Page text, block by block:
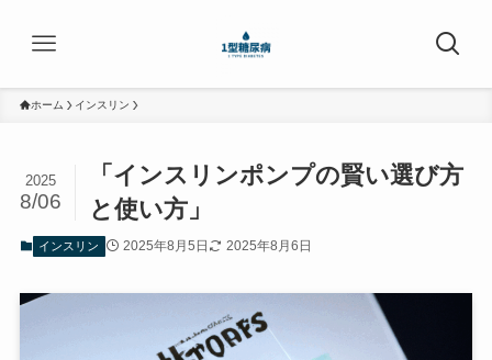
ホーム インスリン
「インスリンポンプの賢い選び方
と使い方」
2025
8/06
インスリン 2025年8月5日 2025年8月6日